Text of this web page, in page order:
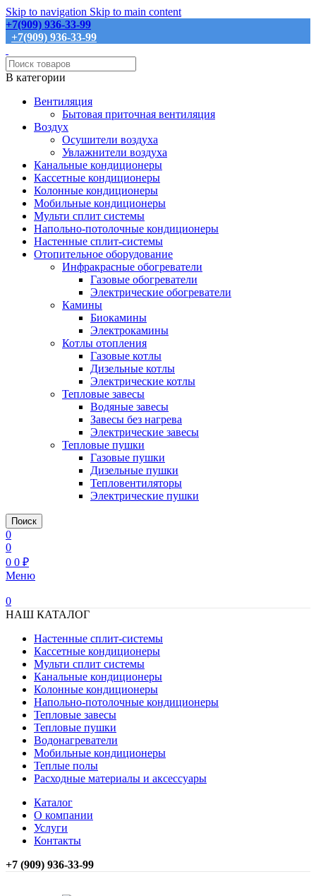
Skip to navigation Skip to main content
+7(909) 936-33-99
+7(909) 936-33-99
В категории
Вентиляция
Бытовая приточная вентиляция
Воздух
Осушители воздуха
Увлажнители воздуха
Канальные кондиционеры
Кассетные кондиционеры
Колонные кондиционеры
Мобильные кондиционеры
Мульти сплит системы
Напольно-потолочные кондиционеры
Настенные сплит-системы
Отопительное оборудование
Инфракрасные обогреватели
Газовые обогреватели
Электрические обогреватели
Камины
Биокамины
Электрокамины
Котлы отопления
Газовые котлы
Дизельные котлы
Электрические котлы
Тепловые завесы
Водяные завесы
Завесы без нагрева
Электрические завесы
Тепловые пушки
Газовые пушки
Дизельные пушки
Тепловентиляторы
Электрические пушки
Поиск
0
0
0 0 ₽
Меню
0
НАШ КАТАЛОГ
Настенные сплит-системы
Кассетные кондиционеры
Мульти сплит системы
Канальные кондиционеры
Колонные кондиционеры
Напольно-потолочные кондиционеры
Тепловые завесы
Тепловые пушки
Водонагреватели
Мобильные кондиционеры
Теплые полы
Расходные материалы и аксессуары
Каталог
О компании
Услуги
Контакты
+7 (909) 936-33-99